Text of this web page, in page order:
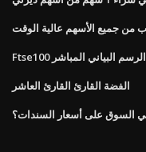
من جميع الأسهم عالية الوقت
Ftse100 الرسم البياني المباشر
الفضة القارئ القارئ العاشر
السوق على أسعار السندات؟